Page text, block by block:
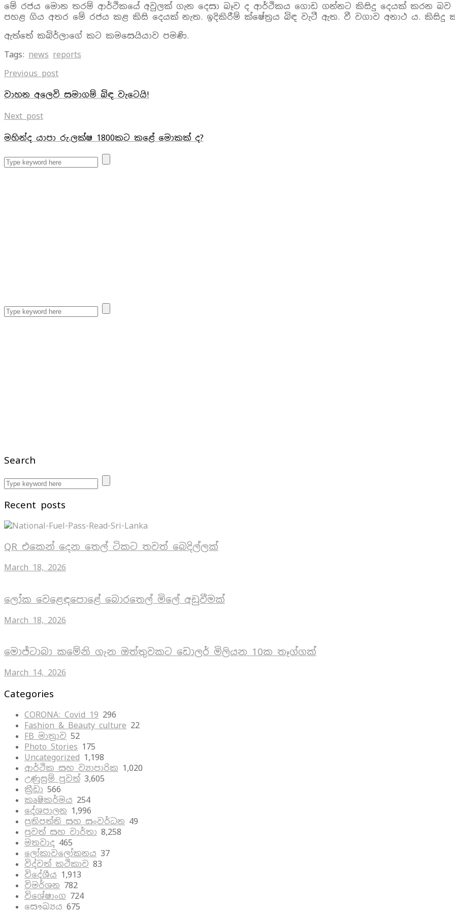
මේ රජය මොන තරම් ආර්ථිකයේ අවුලක් ගැන දෙසා බෑව ද ආර්ථිකය ගොඩ ගන්නට කිසිදු දෙයක් කරන බව
පහළ ගිය අතර මේ රජය කළ කිසි දෙයක් නැත. ඉදිකිරීම් ක්ෂේත්‍රය බිඳ වැටී ඇත. වී වගාව අනාථ ය. කිසිදු
ඇත්තේ කබිර්ලාගේ කට කමසෙයියාව පමණි.
Tags: news reports
Previous post
වාහන අලෙවි සමාගම් බිඳ වැටෙයි!
Next post
මහින්ද යාපා රු.ලක්ෂ 1800කට කළේ මොකක් ද?
Search
Recent posts
QR එකෙන් දෙන තෙල් ටිකට තවත් බෙදිල්ලක්
March 18, 2026
ලෝක වෙළෙඳපොළේ බොරතෙල් මිලේ අඩුවීමක්
March 18, 2026
මොජ්ටාබා කමේනි ගැන ඔත්තුවකට ඩොලර් මිලියන 10ක තෑග්ගක්
March 14, 2026
Categories
CORONA: Covid 19 296
Fashion & Beauty culture 22
FB මාත්‍රාව 52
Photo Stories 175
Uncategorized 1,198
ආර්ථික සහ ව්‍යාපාරික 1,020
උණුසුම් පුවත් 3,605
ක්‍රීඩා 566
කෘෂිකර්මය 254
දේශපාලන 1,996
ප්‍රතිපත්ති සහ සංවර්ධන 49
පුවත් සහ වාර්තා 8,258
මතවාද 465
ලෝකාවලෝකනය 37
විද්වත් කථිකාව 83
විදේශීය 1,913
විමර්ශන 782
විශේෂාංග 724
සෞඛ්‍යය 675